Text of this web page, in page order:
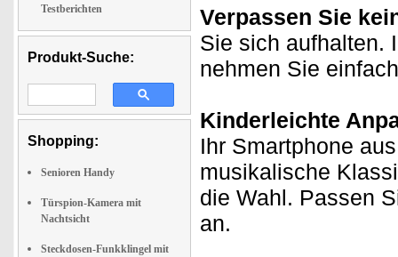
Testberichten
Produkt-Suche:
Shopping:
Senioren Handy
Türspion-Kamera mit
Nachtsicht
Steckdosen-Funkklingel mit
Verpassen Sie
Sie sich aufhalten.
nehmen Sie
Kinderleichte
Ihr Smartphone
musikalische
die Wahl. Passen
an.